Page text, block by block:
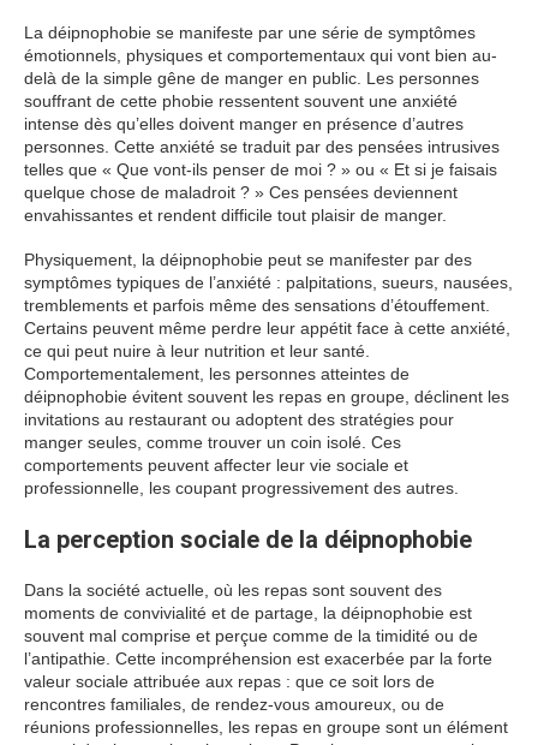
La déipnophobie se manifeste par une série de symptômes
émotionnels, physiques et comportementaux qui vont bien au-
delà de la simple gêne de manger en public. Les personnes
souffrant de cette phobie ressentent souvent une anxiété
intense dès qu’elles doivent manger en présence d’autres
personnes. Cette anxiété se traduit par des pensées intrusives
telles que « Que vont-ils penser de moi ? » ou « Et si je faisais
quelque chose de maladroit ? » Ces pensées deviennent
envahissantes et rendent difficile tout plaisir de manger.
Physiquement, la déipnophobie peut se manifester par des
symptômes typiques de l’anxiété : palpitations, sueurs, nausées,
tremblements et parfois même des sensations d’étouffement.
Certains peuvent même perdre leur appétit face à cette anxiété,
ce qui peut nuire à leur nutrition et leur santé.
Comportementalement, les personnes atteintes de
déipnophobie évitent souvent les repas en groupe, déclinent les
invitations au restaurant ou adoptent des stratégies pour
manger seules, comme trouver un coin isolé. Ces
comportements peuvent affecter leur vie sociale et
professionnelle, les coupant progressivement des autres.
La perception sociale de la déipnophobie
Dans la société actuelle, où les repas sont souvent des
moments de convivialité et de partage, la déipnophobie est
souvent mal comprise et perçue comme de la timidité ou de
l’antipathie. Cette incompréhension est exacerbée par la forte
valeur sociale attribuée aux repas : que ce soit lors de
rencontres familiales, de rendez-vous amoureux, ou de
réunions professionnelles, les repas en groupe sont un élément